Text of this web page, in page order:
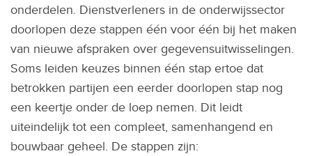
onderdelen. Dienstverleners in de onderwijssector
doorlopen deze stappen één voor één bij het maken
van nieuwe afspraken over gegevensuitwisselingen.
Soms leiden keuzes binnen één stap ertoe dat
betrokken partijen een eerder doorlopen stap nog
een keertje onder de loep nemen. Dit leidt
uiteindelijk tot een compleet, samenhangend en
bouwbaar geheel. De stappen zijn: